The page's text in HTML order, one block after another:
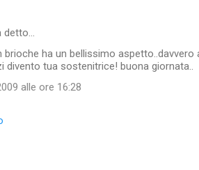
detto…
brioche ha un bellissimo aspetto..davvero
divento tua sostenitrice! buona giornata..
alle ore 16:28